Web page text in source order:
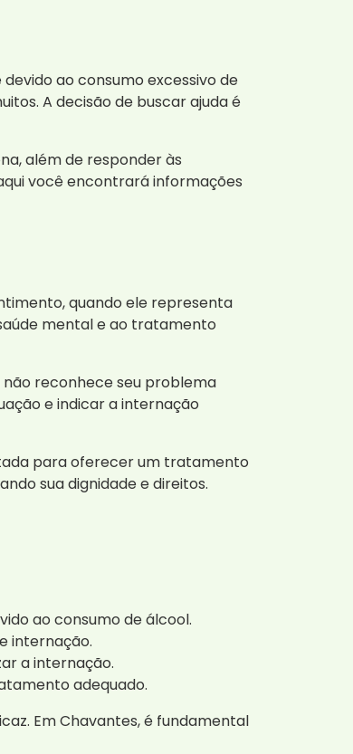
ao consumo excessivo de
A decisão de buscar ajuda é
além de responder às
você encontrará informações
quando ele representa
mental e ao tratamento
reconhece seu problema
e indicar a internação
para oferecer um tratamento
sua dignidade e direitos.
ao consumo de álcool.
internação.
a internação.
adequado.
Em Chavantes, é fundamental